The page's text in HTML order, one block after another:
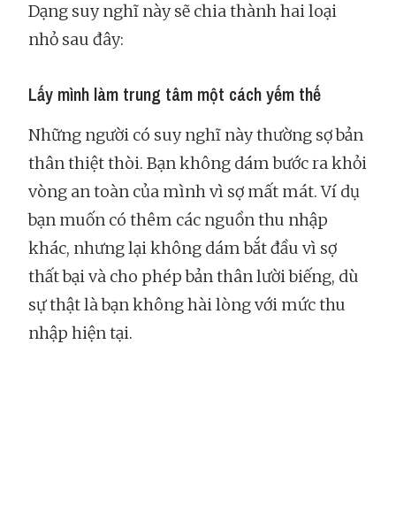
Dạng suy nghĩ này sẽ chia thành hai loại
nhỏ sau đây:
Lấy mình làm trung tâm một cách yếm thế
Những người có suy nghĩ này thường sợ bản
thân thiệt thòi. Bạn không dám bước ra khỏi
vòng an toàn của mình vì sợ mất mát. Ví dụ
bạn muốn có thêm các nguồn thu nhập
khác, nhưng lại không dám bắt đầu vì sợ
thất bại và cho phép bản thân lười biếng, dù
sự thật là bạn không hài lòng với mức thu
nhập hiện tại.